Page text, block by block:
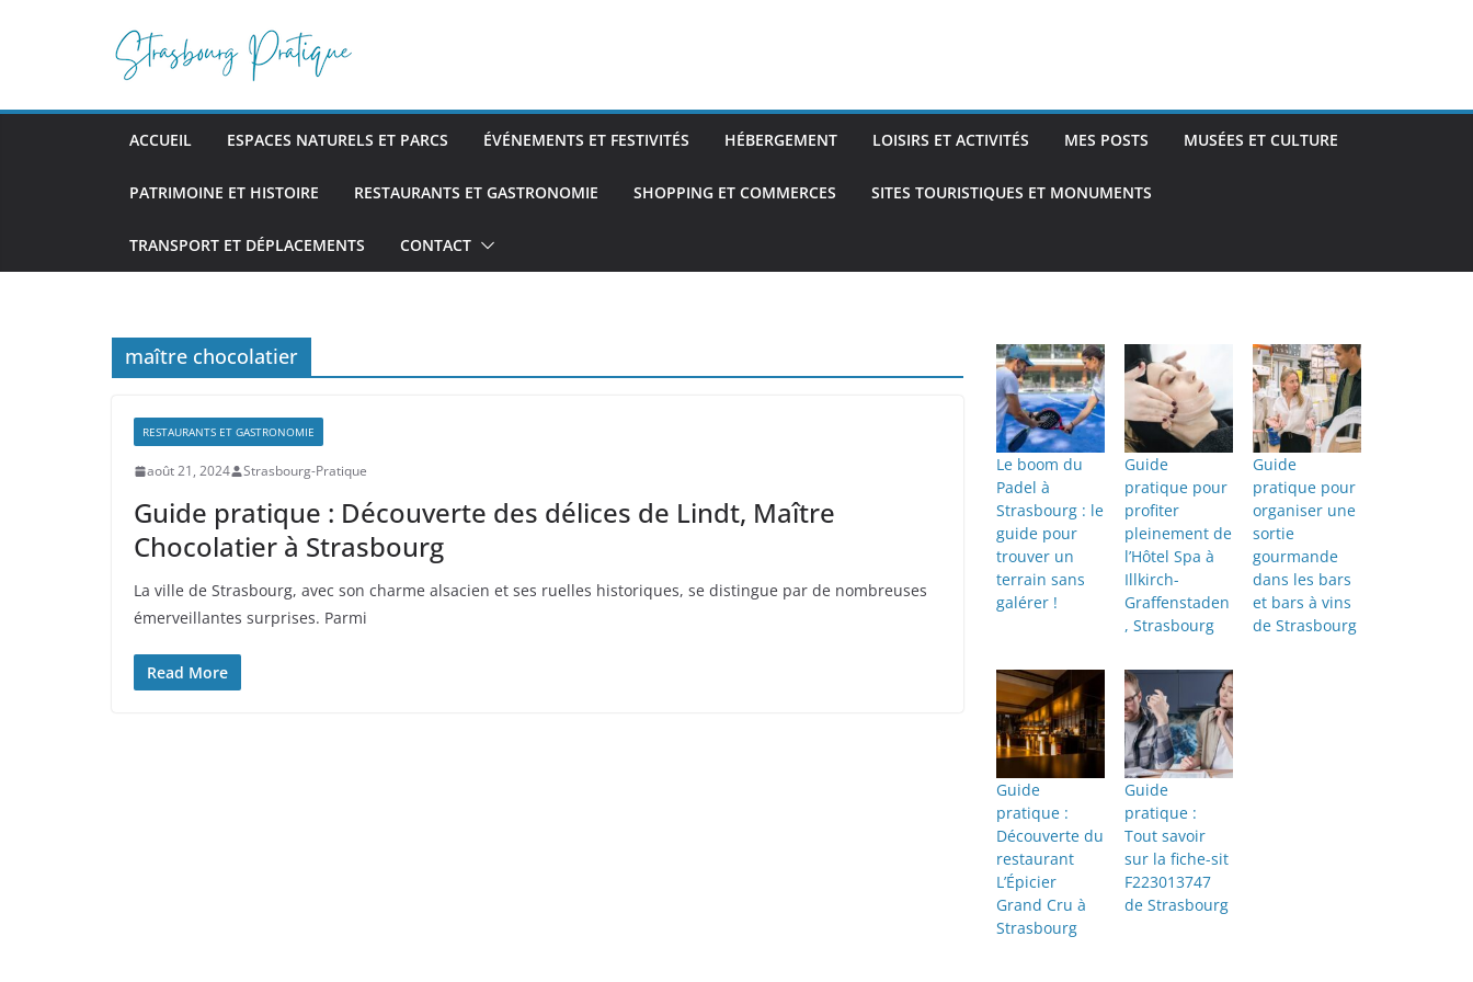
ACCUEIL ESPACES NATURELS ET PARCS ÉVÉNEMENTS ET FESTIVITÉS HÉBERGEMENT LOISIRS ET ACTIVITÉS MES POSTS MUSÉES ET CULTURE
PATRIMOINE ET HISTOIRE RESTAURANTS ET GASTRONOMIE SHOPPING ET COMMERCES SITES TOURISTIQUES ET MONUMENTS
TRANSPORT ET DÉPLACEMENTS CONTACT
maître chocolatier
RESTAURANTS ET GASTRONOMIE
août 21, 2024 Strasbourg-Pratique
Guide pratique : Découverte des délices de Lindt, Maître
Chocolatier à Strasbourg
La ville de Strasbourg, avec son charme alsacien et ses ruelles historiques, se distingue par de nombreuses
émerveillantes surprises. Parmi
Read More
Le boom du
Padel à
Strasbourg : le
guide pour
trouver un
terrain sans
galérer !
Guide
pratique pour
profiter
pleinement de
l’Hôtel Spa à
Illkirch-
Graffenstaden
, Strasbourg
Guide
pratique pour
organiser une
sortie
gourmande
dans les bars
et bars à vins
de Strasbourg
Guide
pratique :
Découverte du
restaurant
L’Épicier
Grand Cru à
Strasbourg
Guide
pratique :
Tout savoir
sur la fiche-sit
F223013747
de Strasbourg